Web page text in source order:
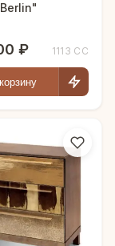
₽ 1113 СС